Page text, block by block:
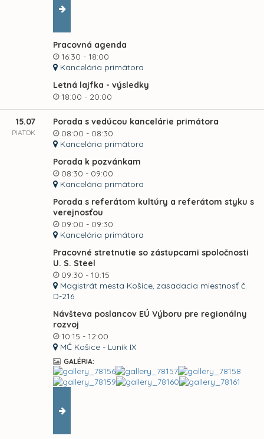
Pracovná agenda
16:30 - 18:00
Kancelária primátora
Letná lajfka - výsledky
18:00 - 20:00
15.07
PIATOK
Porada s vedúcou kancelárie primátora
08:00 - 08:30
Kancelária primátora
Porada k pozvánkam
08:30 - 09:00
Kancelária primátora
Porada s referátom kultúry a referátom styku s
verejnosťou
09:00 - 09:30
Kancelária primátora
Pracovné stretnutie so zástupcami spoločnosti
U. S. Steel
09:30 - 10:15
Magistrát mesta Košice, zasadacia miestnosť č.
D-216
Návšteva poslancov EÚ Výboru pre regionálny
rozvoj
10:15 - 12:00
MČ Košice - Luník IX
GALÉRIA: